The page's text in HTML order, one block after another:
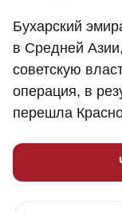
Бухарский
в Средней
советскую
операция, в
перешла